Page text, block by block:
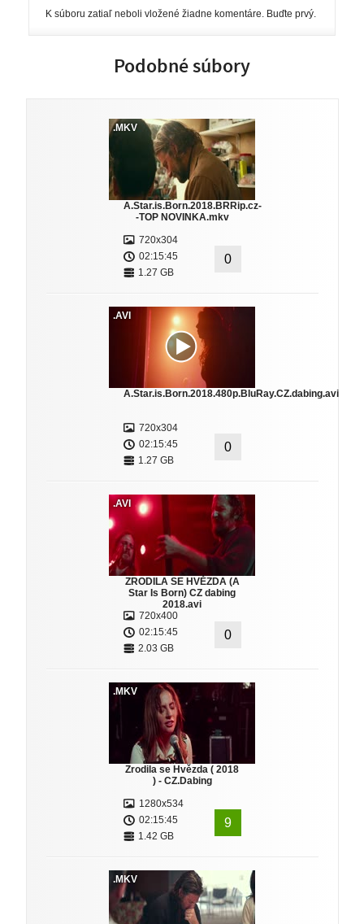
K súboru zatiaľ neboli vložené žiadne komentáre. Buďte prvý.
Podobné súbory
.MKV
A.Star.is.Born.2018.BRRip.cz-
-TOP NOVINKA.mkv
720x304
02:15:45
1.27 GB
0
.AVI
A.Star.is.Born.2018.480p.BluRay.CZ.dabing.avi
720x304
02:15:45
1.27 GB
0
.AVI
ZRODILA SE HVĚZDA (A
Star Is Born) CZ dabing
2018.avi
720x400
02:15:45
2.03 GB
0
.MKV
Zrodila se Hvězda ( 2018
) - CZ.Dabing
1280x534
02:15:45
1.42 GB
9
.MKV